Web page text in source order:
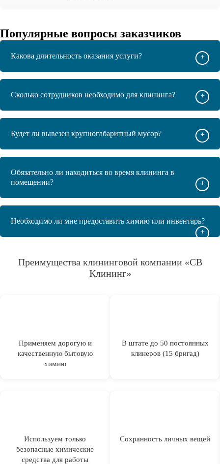
Популярные вопросы заказчиков
Какова длительность оказания услуги? +
Сколько сотрудников необходимо для клининга? +
Будет ли вывезен крупногабаритный мусор? +
Обязательно ли находиться во время клининга в
помещении?
+
Необходимо ли мне предоставить химию или инвентарь?
+
Преимущества клининговой компании «СВ
Клининг»
Применяем дорогую и
качественную бытовую
химию
В штате до 50 постоянных
клинеров (15 бригад)
Используем только
безопасные химические
средства для работы
Сохранность личных вещей